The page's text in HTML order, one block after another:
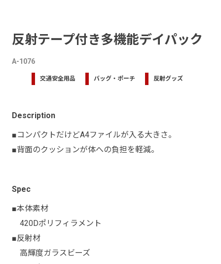
反射テープ付き多機能デイパック
A-1076
交通安全用品 バッグ・ポーチ 反射グッズ
Description
■コンパクトだけどA4ファイルが入る大きさ。
■背面のクッションが体への負担を軽減。
Spec
■本体素材
420Dポリフィラメント
■反射材
高輝度ガラスビーズ